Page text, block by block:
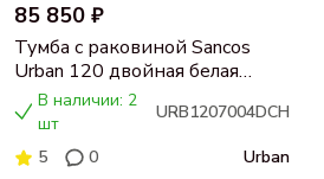
85 850 ₽
Тумба с раковиной Sancos
Urban 120 двойная белая
раковина CN7004, дуб
чарльстон
В наличии: 2
шт
URB1207004DCH
5
0 Urban